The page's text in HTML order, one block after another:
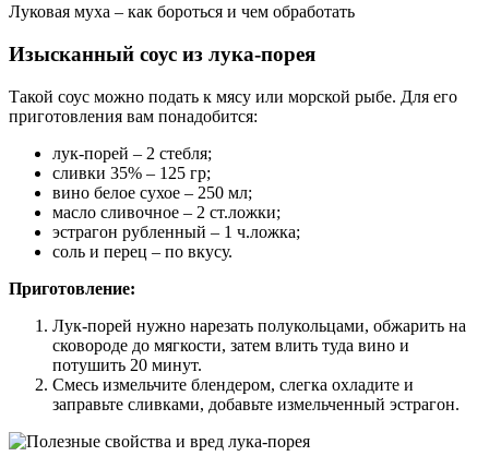
Луковая муха – как бороться и чем обработать
Изысканный соус из лука-порея
Такой соус можно подать к мясу или морской рыбе. Для его
приготовления вам понадобится:
лук-порей ‒ 2 стебля;
сливки 35% ‒ 125 гр;
вино белое сухое ‒ 250 мл;
масло сливочное ‒ 2 ст.ложки;
эстрагон рубленный ‒ 1 ч.ложка;
соль и перец ‒ по вкусу.
Приготовление:
Лук-порей нужно нарезать полукольцами, обжарить на
сковороде до мягкости, затем влить туда вино и
потушить 20 минут.
Смесь измельчите блендером, слегка охладите и
заправьте сливками, добавьте измельченный эстрагон.